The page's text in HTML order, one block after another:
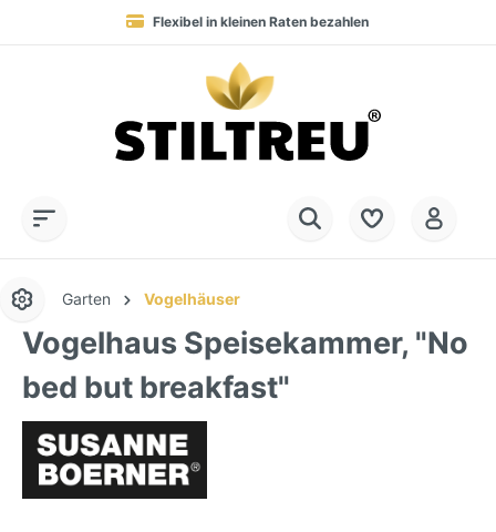
Flexibel in kleinen Raten bezahlen
Blitzversand in 1-3 Werktagen nach DE, AT & NL
+49 (0) 28 32 - 408 990 0
Dauerhaft hohe Warenverfügbarkeit
SSL-verschlüsselt online einkaufen
Garten Vogelhäuser
Vogelhaus Speisekammer, "No
bed but breakfast"